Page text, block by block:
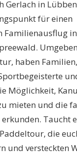
Gerlach in
für einen
Familienausflug
haben Familien,
Möglichkeit,
mieten und die
erkunden. Taucht
die
und versteckten